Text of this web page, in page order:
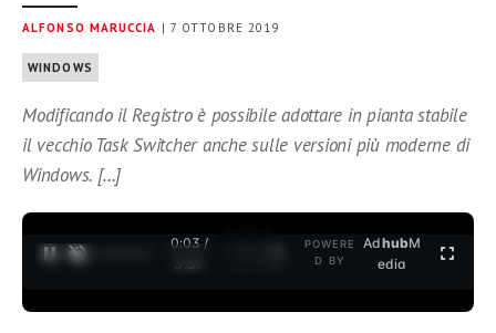
ALFONSO MARUCCIA | 7 OTTOBRE 2019
WINDOWS
Modificando il Registro è possibile adottare in pianta stabile
il vecchio Task Switcher anche sulle versioni più moderne di
Windows. […]
0:04 /
3:37
POWERE
D BY
AdhubM
edia